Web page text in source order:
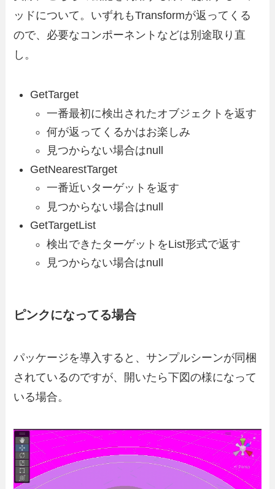
ッドについて。いずれもTransformが返ってくる
ので、必要なコンポーネントなどは別途取り直
し。
GetTarget
一番最初に検出されたオブジェクトを返す
何が返ってくるかはお楽しみ
見つからない場合はnull
GetNearestTarget
一番近いターゲットを返す
見つからない場合はnull
GetTargetList
検出できたターゲットをList形式で返す
見つからない場合はnull
ピンクになってる場合
パッケージを導入すると、サンプルシーンが同梱
されているのですが、開いたら下図の様になって
いる場合。